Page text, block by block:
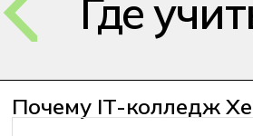
Почему IT-колледж
Где